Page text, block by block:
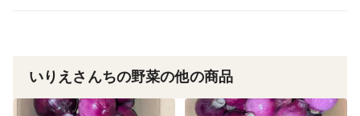
いりえさんちの野菜の他の商品